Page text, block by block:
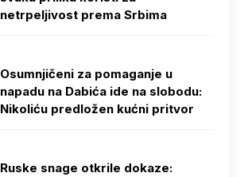
netrpeljivost prema Srbima
Osumnjičeni za pomaganje u
napadu na Dabića ide na slobodu:
Nikoliću predložen kućni pritvor
Ruske snage otkrile dokaze: